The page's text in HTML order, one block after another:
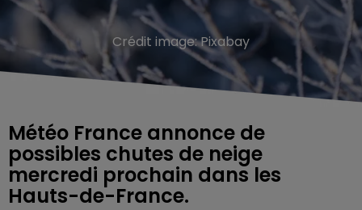
Crédit image:Pixabay
Météo France annonce de
possibles chutes de neige
mercredi prochain dans les
Hauts-de-France.